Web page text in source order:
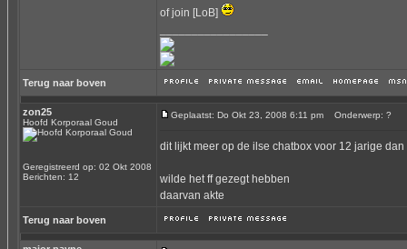
of join [LoB]
Terug naar boven
zon25
Hoofd Korporaal Goud
Geregistreerd op: 02 Okt 2008
Berichten: 12
Geplaatst: Do Okt 23, 2008 6:11 pm Onderwerp: ?
dit lijkt meer op de ilse chatbox voor 12 jarige dan
wilde het ff gezegt hebben
daarvan akte
Terug naar boven